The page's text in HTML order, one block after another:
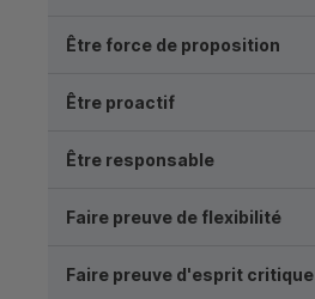
Être force de proposition
Être proactif
Être responsable
Faire preuve de flexibilité
Faire preuve d'esprit critique